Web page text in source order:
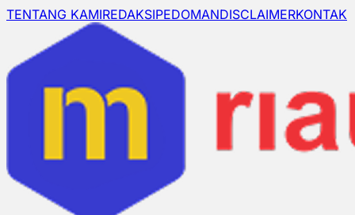
TENTANG KAMIREDAKSIPEDOMANDISCLAIMERKONTAK